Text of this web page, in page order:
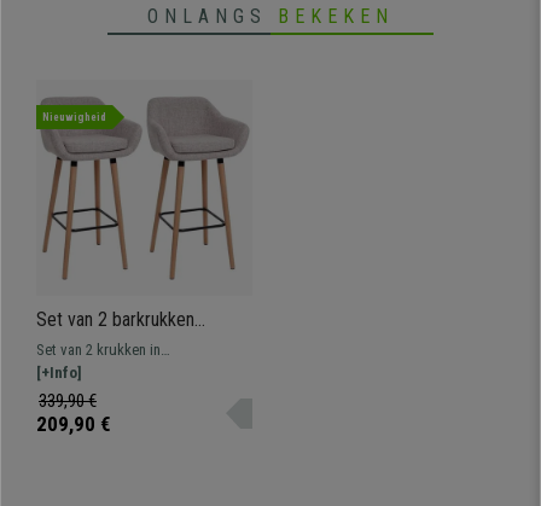
ONLANGS BEKEKEN
Nieuwigheid
Set van 2 barkrukken
KOPENHAGEN,
Scandinavisch Ontwerp uit
Massief Hout, met
Lichtgrijze Stof
Set van 2 krukken in
Scandinavische stijl, gemaakt van
massief hout. Praktische en
comfortabele metalen voetsteun.
[+Info]
339,90 €
209,90 €